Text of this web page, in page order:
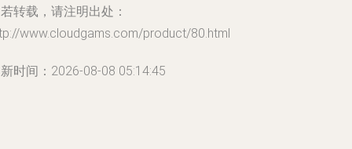
转载，请注明出处：
www.cloudgams.com/product/80.html
时间：2026-08-08 05:14:45